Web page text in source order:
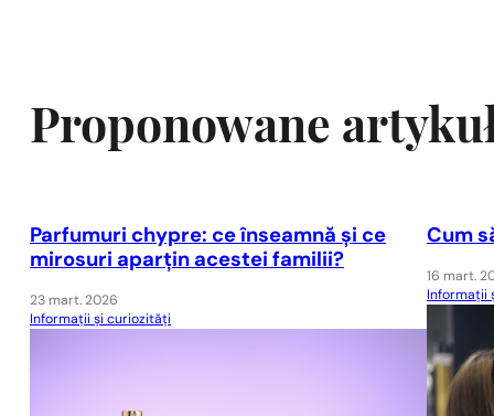
Proponowane
Parfumuri chypre: ce înseamnă și ce
mirosuri aparțin acestei familii?
23 mart. 2026
Informații și curiozități
Cum
16 mart.
Informații